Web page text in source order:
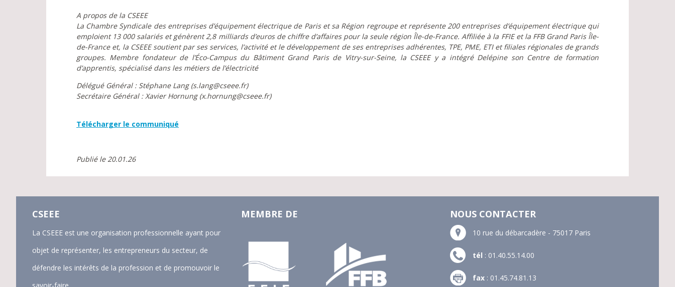
A propos de la CSEEE
La Chambre Syndicale des entreprises d’équipement électrique de Paris et sa Région regroupe et représente 200 entreprises d’équipement électrique qui
emploient 13 000 salariés et génèrent 2,8 milliards d’euros de chiffre d’affaires pour la seule région Île-de-France. Affiliée à la FFIE et la FFB Grand Paris Île-
de-France et, la CSEEE soutient par ses services, l’activité et le développement de ses entreprises adhérentes, TPE, PME, ETI et filiales régionales de grands
groupes. Membre fondateur de l’Éco-Campus du Bâtiment Grand Paris de Vitry-sur-Seine, la CSEEE y a intégré Delépine son Centre de formation
d’apprentis, spécialisé dans les métiers de l’électricité
Délégué Général : Stéphane Lang (s.lang@cseee.fr)
Secrétaire Général : Xavier Hornung (x.hornung@cseee.fr)
Télécharger le communiqué
Publié le 20.01.26
CSEEE
La CSEEE est une organisation professionnelle ayant pour
objet de représenter, les entrepreneurs du secteur, de
défendre les intérêts de la profession et de promouvoir le
MEMBRE DE NOUS CONTACTER
10 rue du débarcadère - 75017 Paris
tél : 01.40.55.14.00
fax: 01.45.74.81.13